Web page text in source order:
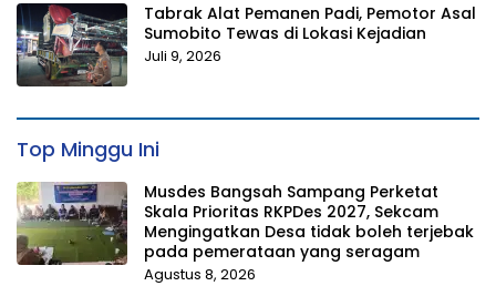
Tabrak Alat Pemanen Padi, Pemotor Asal
Sumobito Tewas di Lokasi Kejadian
Juli 9, 2026
Top Minggu Ini
Musdes Bangsah Sampang Perketat
Skala Prioritas RKPDes 2027, Sekcam
Mengingatkan Desa tidak boleh terjebak
pada pemerataan yang seragam
Agustus 8, 2026